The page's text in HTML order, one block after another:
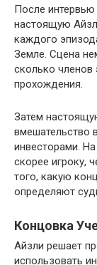
После интервью
настоящую
каждого
Земле. Сцена
сколько членов
прохождения.
Затем
вмешательство
инвесторами.
скорее игроку,
того, какую
определяют
Концовка
Айзли решает
использовать